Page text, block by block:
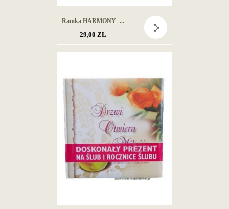
Ramka HARMONY -...
29,00 ZŁ